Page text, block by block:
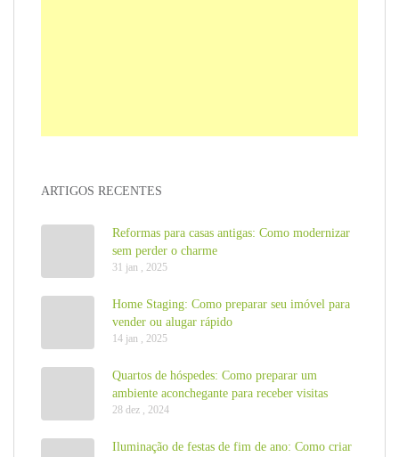
ARTIGOS RECENTES
Reformas para casas antigas: Como modernizar
sem perder o charme
31 jan , 2025
Home Staging: Como preparar seu imóvel para
vender ou alugar rápido
14 jan , 2025
Quartos de hóspedes: Como preparar um
ambiente aconchegante para receber visitas
28 dez , 2024
Iluminação de festas de fim de ano: Como criar